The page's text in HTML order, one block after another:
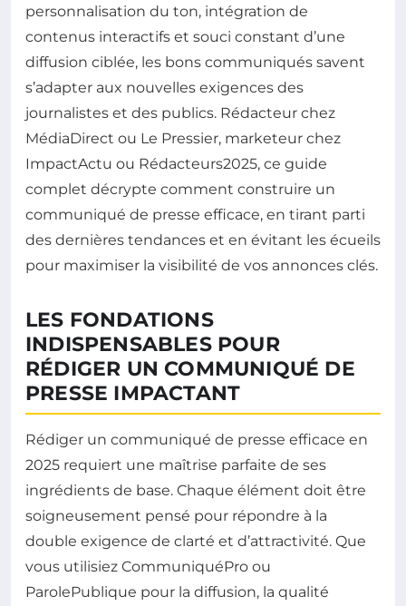
personnalisation du ton, intégration de
contenus interactifs et souci constant d’une
diffusion ciblée, les bons communiqués savent
s’adapter aux nouvelles exigences des
journalistes et des publics. Rédacteur chez
MédiaDirect ou Le Pressier, marketeur chez
ImpactActu ou Rédacteurs2025, ce guide
complet décrypte comment construire un
communiqué de presse efficace, en tirant parti
des dernières tendances et en évitant les écueils
pour maximiser la visibilité de vos annonces clés.
LES FONDATIONS
INDISPENSABLES POUR
RÉDIGER UN COMMUNIQUÉ DE
PRESSE IMPACTANT
Rédiger un communiqué de presse efficace en
2025 requiert une maîtrise parfaite de ses
ingrédients de base. Chaque élément doit être
soigneusement pensé pour répondre à la
double exigence de clarté et d’attractivité. Que
vous utilisiez CommuniquéPro ou
ParolePublique pour la diffusion, la qualité